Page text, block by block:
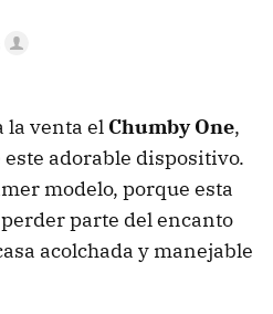
la venta el Chumby One,
adorable dispositivo.
modelo, porque esta
parte del encanto
acolchada y manejable